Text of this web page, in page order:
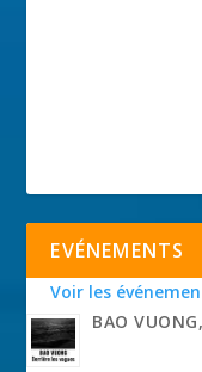
EVÉNEMENTS
Voir les
BAO